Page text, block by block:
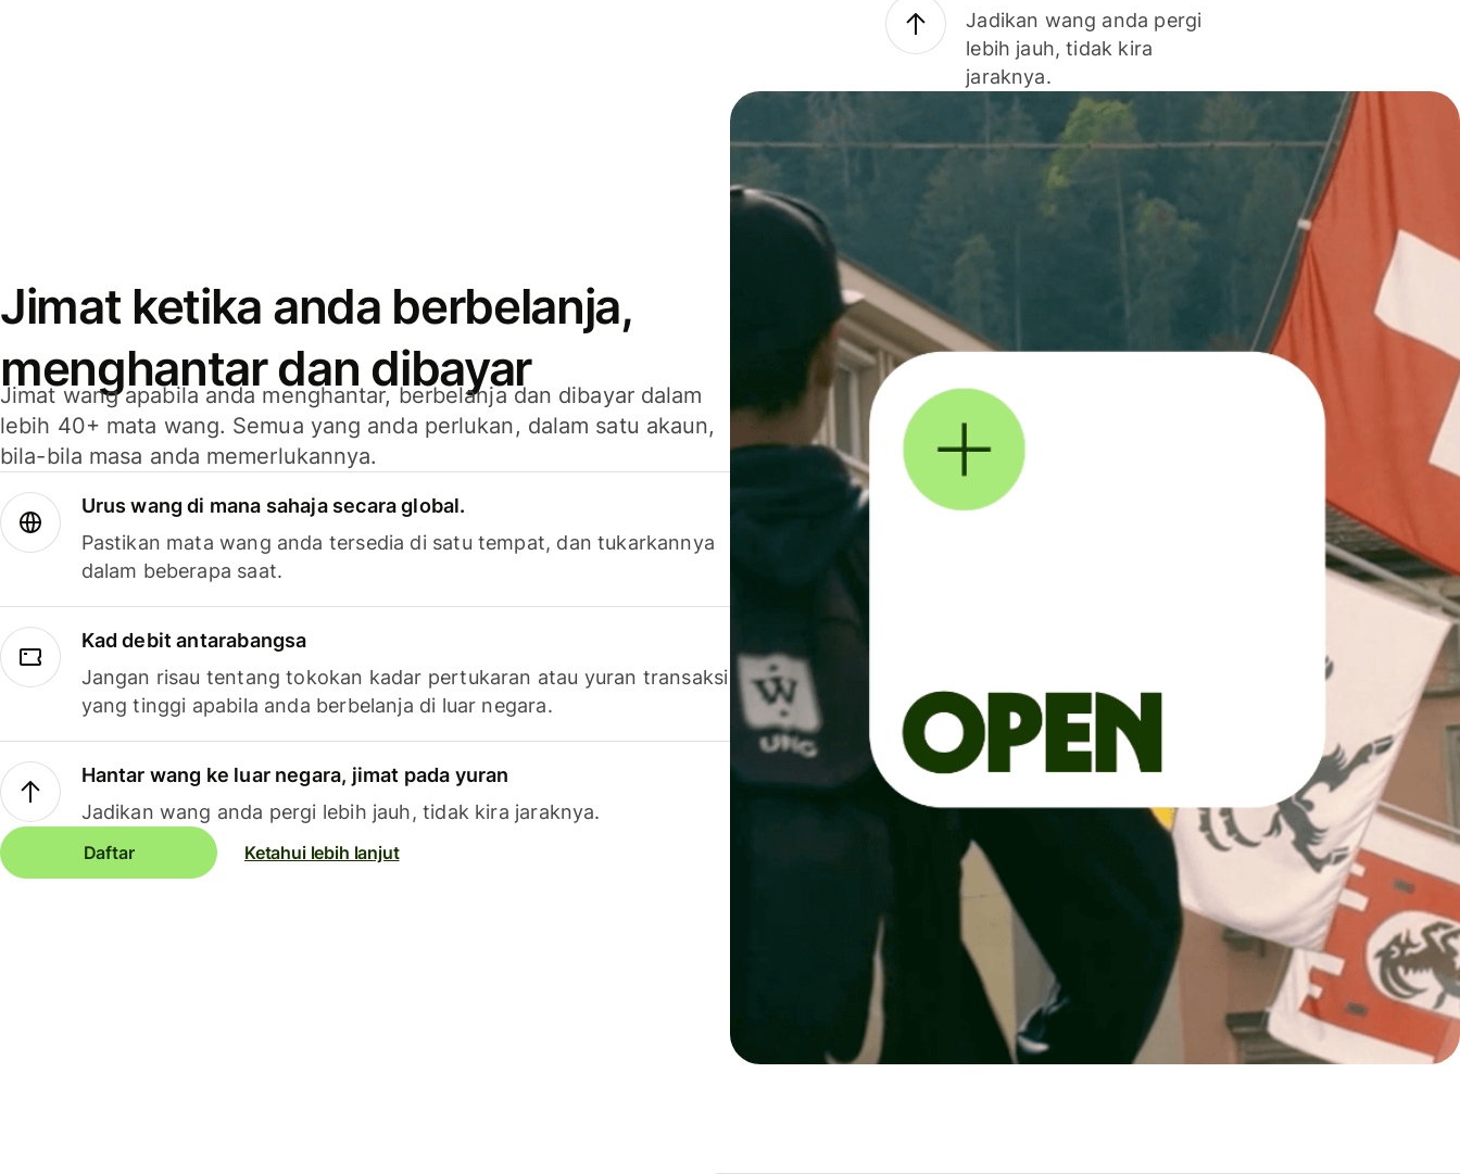
Jadikan wang anda pergi
lebih jauh, tidak kira
jaraknya.
Jimat ketika anda berbelanja,
menghantar dan dibayar
Jimat wang apabila anda menghantar, berbelanja dan dibayar dalam
lebih 40+ mata wang. Semua yang anda perlukan, dalam satu akaun,
bila-bila masa anda memerlukannya.
Urus wang di mana sahaja secara global.
Pastikan mata wang anda tersedia di satu tempat, dan tukarkannya
dalam beberapa saat.
Kad debit antarabangsa
Jangan risau tentang tokokan kadar pertukaran atau yuran transaksi
yang tinggi apabila anda berbelanja di luar negara.
Hantar wang ke luar negara, jimat pada yuran
Jadikan wang anda pergi lebih jauh, tidak kira jaraknya.
Daftar Ketahui lebih lanjut